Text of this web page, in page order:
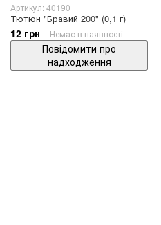
Артикул: 40190
Тютюн "Бравий 200" (0,1 г)
12 грн Немає в наявності
Повідомити про
надходження